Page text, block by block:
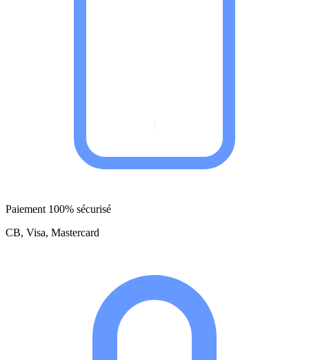
Paiement 100% sécurisé
CB, Visa, Mastercard